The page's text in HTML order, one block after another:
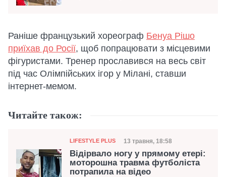
Раніше французький хореограф Бенуа Рішо
приїхав до Росії, щоб попрацювати з місцевими
фігуристами. Тренер прославився на весь світ
під час Олімпійських ігор у Мілані, ставши
інтернет-мемом.
Читайте також:
Категорія
LIFESTYLE PLUS Дата публікації
13 травня, 18:58
Відірвало ногу у прямому етері:
моторошна травма футболіста
потрапила на відео